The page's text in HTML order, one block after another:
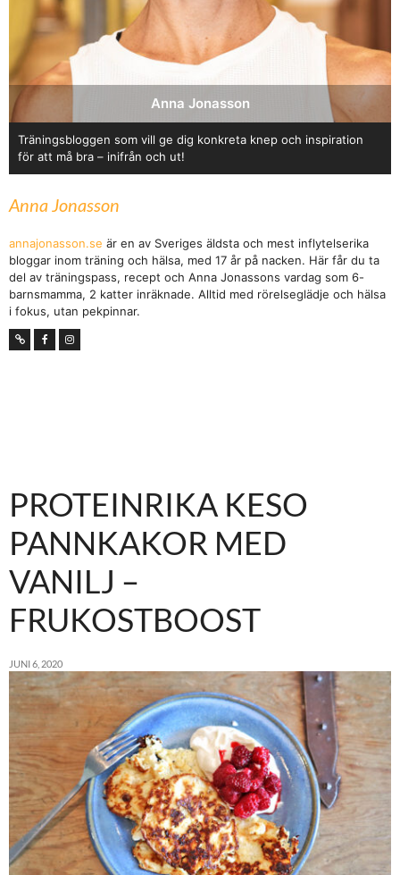
Anna Jonasson
Träningsbloggen som vill ge dig konkreta knep och inspiration
för att må bra – inifrån och ut!
Anna Jonasson
annajonasson.se är en av Sveriges äldsta och mest inflytelserika
bloggar inom träning och hälsa, med 17 år på nacken. Här får du ta
del av träningspass, recept och Anna Jonassons vardag som 6-
barnsmamma, 2 katter inräknade. Alltid med rörelseglädje och hälsa
i fokus, utan pekpinnar.
PROTEINRIKA KESO
PANNKAKOR MED
VANILJ –
FRUKOSTBOOST
JUNI 6, 2020